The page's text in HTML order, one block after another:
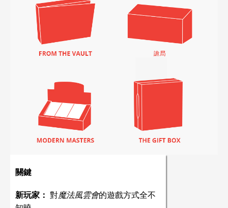
關鍵
新玩家： 對魔法風雲會的遊戲方式全不